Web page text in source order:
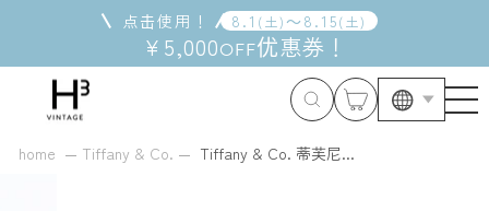
点击使用！ 8 . 1 ( 土) ～ 8 . 15( 土)
¥5,000OFF优惠券 ！
home Tiffany & Co. Tiffany & Co. 蒂芙尼...